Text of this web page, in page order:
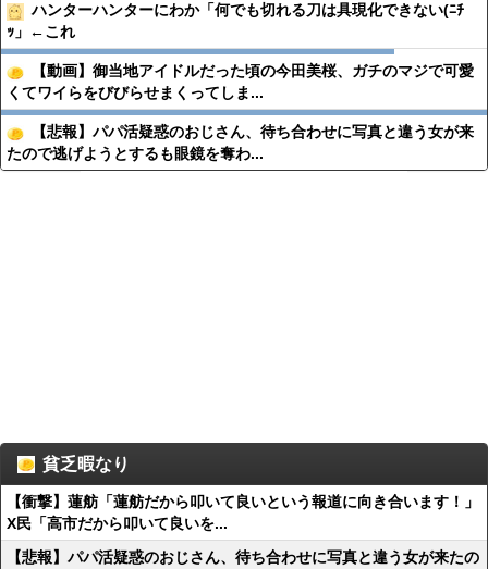
ハンターハンターにわか「何でも切れる刀は具現化できない(ﾆﾁ
ｯ」←これ
【動画】御当地アイドルだった頃の今田美桜、ガチのマジで可愛
くてワイらをびびらせまくってしま...
【悲報】パパ活疑惑のおじさん、待ち合わせに写真と違う女が来
たので逃げようとするも眼鏡を奪わ...
貧乏暇なり
【衝撃】蓮舫「蓮舫だから叩いて良いという報道に向き合います！」
X民「高市だから叩いて良いを...
【悲報】パパ活疑惑のおじさん、待ち合わせに写真と違う女が来たの